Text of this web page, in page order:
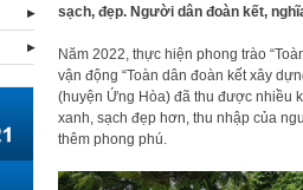
sạch, đẹp. Người dân đoàn kết,
Năm 2022, thực hiện phong trào
vận động “Toàn dân đoàn kết xây
(huyện Ứng Hòa) đã thu được nhiều
xanh, sạch đẹp hơn, thu nhập của
thêm phong phú.